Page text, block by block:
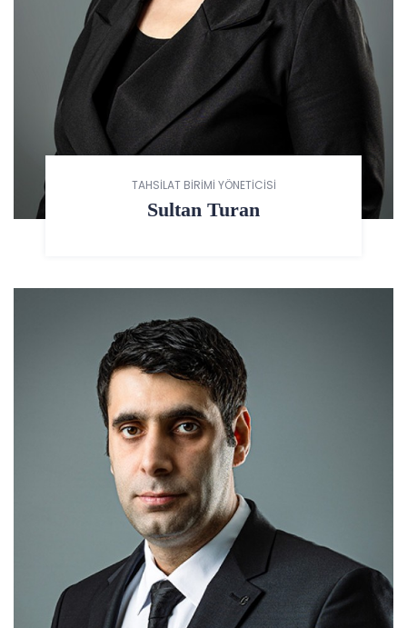
TAHSİLAT BİRİMİ YÖNETİCİSİ
Sultan Turan